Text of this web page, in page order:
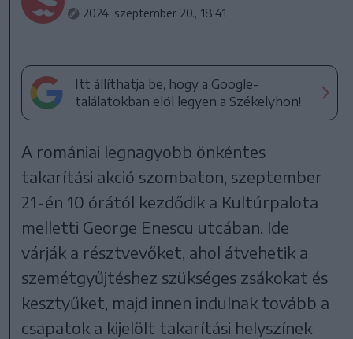
2024. szeptember 20., 18:41
Itt állíthatja be, hogy a Google-
találatokban elöl legyen a Székelyhon!
A romániai legnagyobb önkéntes
takarítási akció szombaton, szeptember
21-én 10 órától kezdődik a Kultúrpalota
melletti George Enescu utcában. Ide
várják a résztvevőket, ahol átvehetik a
szemétgyűjtéshez szükséges zsákokat és
kesztyűket, majd innen indulnak tovább a
csapatok a kijelölt takarítási helyszínek